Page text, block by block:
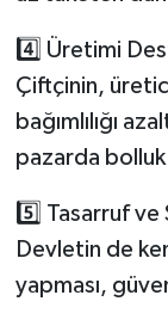
4️⃣ Üretimi
Çiftçinin,
bağımlılığı
pazarda
5️⃣ Tasarruf ve
Devletin de
yapması,